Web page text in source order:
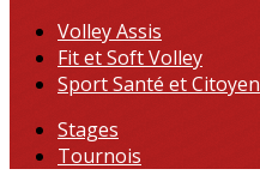
Volley Assis
Fit et Soft Volley
Sport Santé et Citoyen
Stages
Tournois